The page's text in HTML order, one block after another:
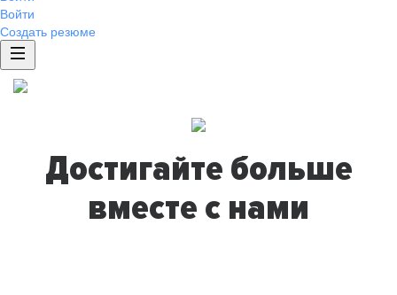
Войти
Создать резюме
Достигайте больше
вместе с нами